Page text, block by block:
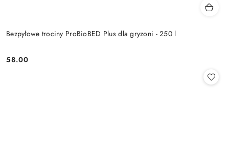
Bezpyłowe trociny ProBioBED Plus dla gryzoni - 250 l
Cena:
58.00